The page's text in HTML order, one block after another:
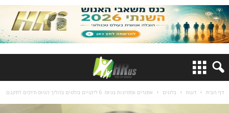
דף הבית דעות בלוגים אתגרים ופתרונות בגיוס: 6 ליקויים בולטים בהליך הגיוס ודרכים לתקנם